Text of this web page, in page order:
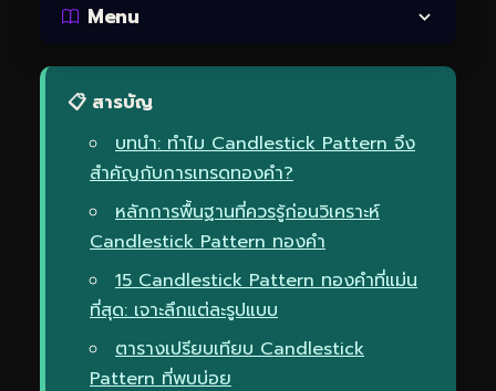
Menu
📋 สารบัญ
บทนำ: ทำไม Candlestick Pattern จึง
สำคัญกับการเทรดทองคำ?
หลักการพื้นฐานที่ควรรู้ก่อนวิเคราะห์
Candlestick Pattern ทองคำ
15 Candlestick Pattern ทองคำที่แม่น
ที่สุด: เจาะลึกแต่ละรูปแบบ
ตารางเปรียบเทียบ Candlestick
Pattern ที่พบบ่อย